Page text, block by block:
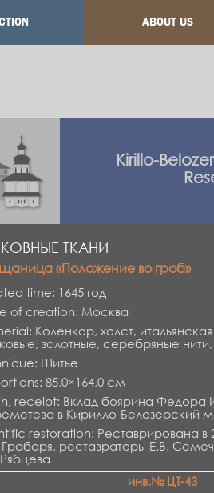
ABOUT US
Kirillo-
ТКАНИ
«Положение во гроб»
time: 1645 год
of creation: Москва
Коленкор, холст,
золотные, серебряные
Шитье
85,0×164,0 см
receipt: Вклад боярина Федора
в Кирилло-Белозерский
restoration: Реставрирована в
реставраторы Е.В.
инв.№ ЦТ-43